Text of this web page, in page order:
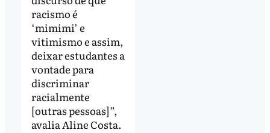
racismo é
‘mimimi’ e
vitimismo e assim,
deixar estudantes a
vontade para
discriminar
racialmente
[outras pessoas]”,
avalia Aline Costa.